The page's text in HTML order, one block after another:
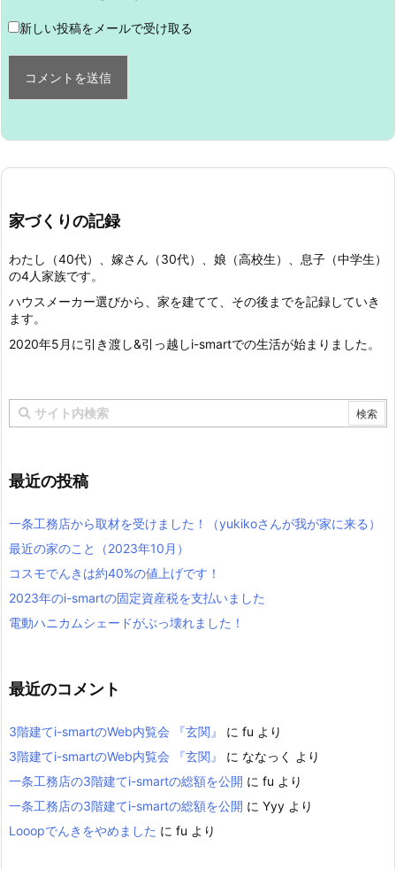
新しい投稿をメールで受け取る
家づくりの記録
わたし（40代）、嫁さん（30代）、娘（高校生）、息子（中学生）
の4人家族です。
ハウスメーカー選びから、家を建てて、その後までを記録していき
ます。
2020年5月に引き渡し&引っ越しi-smartでの生活が始まりました。
最近の投稿
一条工務店から取材を受けました！（yukikoさんが我が家に来る）
最近の家のこと（2023年10月）
コスモでんきは約40%の値上げです！
2023年のi-smartの固定資産税を支払いました
電動ハニカムシェードがぶっ壊れました！
最近のコメント
3階建てi-smartのWeb内覧会 『玄関』 に fu より
3階建てi-smartのWeb内覧会 『玄関』
に ななっく
より
一条工務店の3階建てi-smartの総額を公開 に fu より
一条工務店の3階建てi-smartの総額を公開 に Yyy より
Looopでんきをやめました に fu より